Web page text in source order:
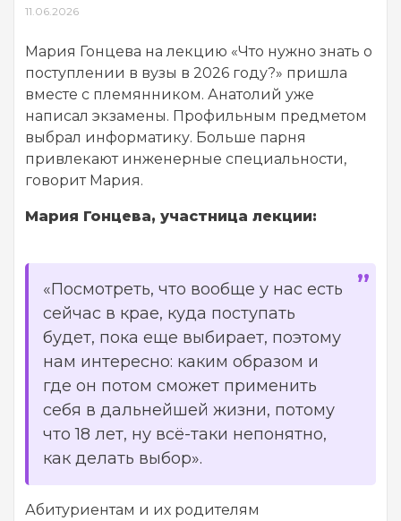
11.06.2026
Мария Гонцева на лекцию «Что нужно знать о
поступлении в вузы в 2026 году?» пришла
вместе с племянником. Анатолий уже
написал экзамены. Профильным предметом
выбрал информатику. Больше парня
привлекают инженерные специальности,
говорит Мария.
Мария Гонцева, участница лекции:
«Посмотреть, что вообще у нас есть
сейчас в крае, куда поступать
будет, пока еще выбирает, поэтому
нам интересно: каким образом и
где он потом сможет применить
себя в дальнейшей жизни, потому
что 18 лет, ну всё-таки непонятно,
как делать выбор».
Абитуриентам и их родителям